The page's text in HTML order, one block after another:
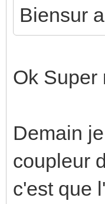
Biensur
Ok Super
Demain
coupleur
c'est que